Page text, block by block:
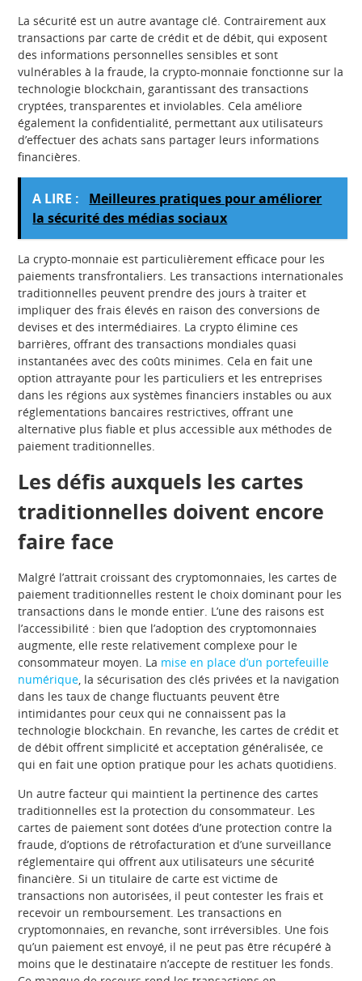
La sécurité est un autre avantage clé. Contrairement aux
transactions par carte de crédit et de débit, qui exposent
des informations personnelles sensibles et sont
vulnérables à la fraude, la crypto-monnaie fonctionne sur la
technologie blockchain, garantissant des transactions
cryptées, transparentes et inviolables. Cela améliore
également la confidentialité, permettant aux utilisateurs
d’effectuer des achats sans partager leurs informations
financières.
A LIRE :
Meilleures pratiques pour améliorer
la sécurité des médias sociaux
La crypto-monnaie est particulièrement efficace pour les
paiements transfrontaliers. Les transactions internationales
traditionnelles peuvent prendre des jours à traiter et
impliquer des frais élevés en raison des conversions de
devises et des intermédiaires. La crypto élimine ces
barrières, offrant des transactions mondiales quasi
instantanées avec des coûts minimes. Cela en fait une
option attrayante pour les particuliers et les entreprises
dans les régions aux systèmes financiers instables ou aux
réglementations bancaires restrictives, offrant une
alternative plus fiable et plus accessible aux méthodes de
paiement traditionnelles.
Les défis auxquels les cartes
traditionnelles doivent encore
faire face
Malgré l’attrait croissant des cryptomonnaies, les cartes de
paiement traditionnelles restent le choix dominant pour les
transactions dans le monde entier. L’une des raisons est
l’accessibilité : bien que l’adoption des cryptomonnaies
augmente, elle reste relativement complexe pour le
consommateur moyen. La mise en place d’un portefeuille
numérique, la sécurisation des clés privées et la navigation
dans les taux de change fluctuants peuvent être
intimidantes pour ceux qui ne connaissent pas la
technologie blockchain. En revanche, les cartes de crédit et
de débit offrent simplicité et acceptation généralisée, ce
qui en fait une option pratique pour les achats quotidiens.
Un autre facteur qui maintient la pertinence des cartes
traditionnelles est la protection du consommateur. Les
cartes de paiement sont dotées d’une protection contre la
fraude, d’options de rétrofacturation et d’une surveillance
réglementaire qui offrent aux utilisateurs une sécurité
financière. Si un titulaire de carte est victime de
transactions non autorisées, il peut contester les frais et
recevoir un remboursement. Les transactions en
cryptomonnaies, en revanche, sont irréversibles. Une fois
qu’un paiement est envoyé, il ne peut pas être récupéré à
moins que le destinataire n’accepte de restituer les fonds.